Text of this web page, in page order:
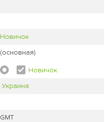
Новичок
(основная)
Новичок
Украина
GMT